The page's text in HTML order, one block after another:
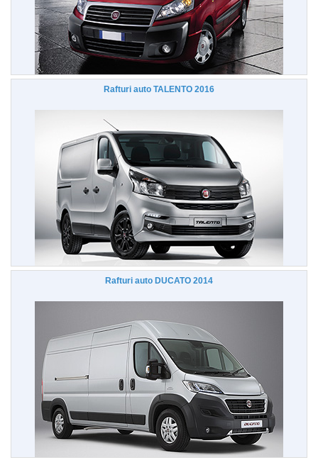
Rafturi auto TALENTO 2016
Rafturi auto DUCATO 2014